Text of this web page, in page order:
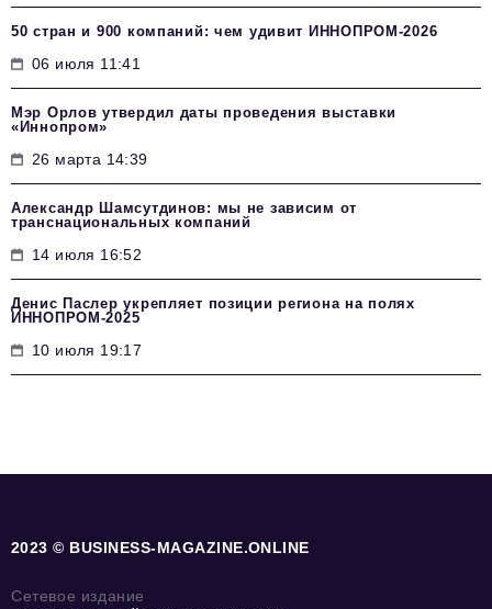
50 стран и 900 компаний: чем удивит ИННОПРОМ‑2026
06 июля 11:41
Мэр Орлов утвердил даты проведения выставки
«Иннопром»
26 марта 14:39
Александр Шамсутдинов: мы не зависим от
транснациональных компаний
14 июля 16:52
Денис Паслер укрепляет позиции региона на полях
ИННОПРОМ-2025
10 июля 19:17
2023 © BUSINESS-MAGAZINE.ONLINE
Сетевое издание